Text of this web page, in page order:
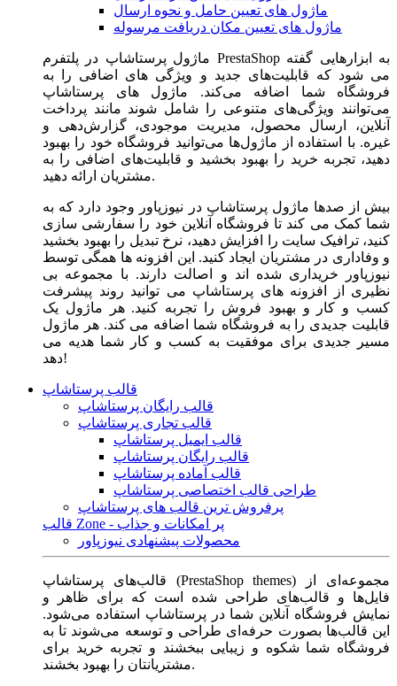
ماژول های تعیین حامل و نحوه ارسال
ماژول های تعیین مکان دریافت مرسوله
ماژول‌ پرستاشاپ در پلتفرم PrestaShop به ابزارهایی گفته
می شود که قابلیت‌های جدید و ویژگی های اضافی را به
فروشگاه شما اضافه می‌کند. ماژول های پرستاشاپ
می‌توانند ویژگی‌های متنوعی را شامل شوند مانند پرداخت
آنلاین، ارسال محصول، مدیریت موجودی، گزارش‌دهی و
غیره. با استفاده از ماژول‌ها می‌توانید فروشگاه خود را بهبود
دهید، تجربه خرید را بهبود بخشید و قابلیت‌های اضافی را به
مشتریان ارائه دهید.
بیش از صدها ماژول پرستاشاپ در نیوزپاور وجود دارد که به
شما کمک می کند تا فروشگاه آنلاین خود را سفارشی سازی
کنید، ترافیک سایت را افزایش دهید، نرخ تبدیل را بهبود بخشید
و وفاداری در مشتریان ایجاد کنید. این افزونه ها همگی توسط
نیوزپاور خریداری شده اند و اصالت دارند. با مجموعه بی
نظیری از افزونه های پرستاشاپ می توانید روند پیشرفت
کسب و کار و بهبود فروش را تجربه کنید. هر ماژول یک
قابلیت جدیدی را به فروشگاه شما اضافه می کند. هر ماژول
مسیر جدیدی برای موفقیت به کسب و کار شما هدیه می
دهد!
قالب پرستاشاپ
قالب رایگان پرستاشاپ
قالب تجاری پرستاشاپ
قالب ایمیل پرستاشاپ
قالب رایگان پرستاشاپ
قالب آماده پرستاشاپ
طراحی قالب اختصاصی پرستاشاپ
پرفروش ترین قالب های پرستاشاپ
قالب Zone - پر امکانات و جذاب
محصولات پیشنهادی نیوزپاور
قالب‌های پرستاشاپ (PrestaShop themes) مجموعه‌ای از
فایل‌ها و قالب‌های طراحی شده است که برای ظاهر و
نمایش فروشگاه آنلاین شما در پرستاشاپ استفاده می‌شود.
این قالب‌ها بصورت حرفه‌ای طراحی و توسعه می‌شوند تا به
فروشگاه شما شکوه و زیبایی ببخشند و تجربه خرید برای
مشتریانتان را بهبود بخشند.